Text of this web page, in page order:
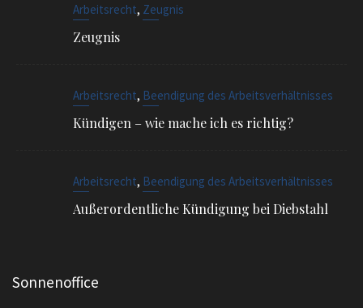
Arbeitsrecht, Zeugnis
Zeugnis
Arbeitsrecht, Beendigung des Arbeitsverhältnisses
Kündigen – wie mache ich es richtig?
Arbeitsrecht, Beendigung des Arbeitsverhältnisses
Außerordentliche Kündigung bei Diebstahl
Sonnenoffice